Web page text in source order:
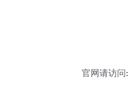
官网请访问: